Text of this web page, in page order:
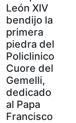
León XIV
bendijo la
primera
piedra del
Policlinico
Cuore del
Gemelli,
dedicado
al Papa
Francisco